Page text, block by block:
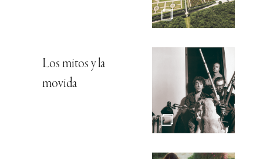
Los mitos y la
movida